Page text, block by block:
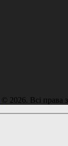
© 2026. Всі права